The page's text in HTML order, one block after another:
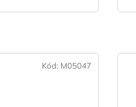
Kód: M05047